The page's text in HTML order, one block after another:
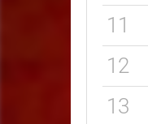
11
12
13